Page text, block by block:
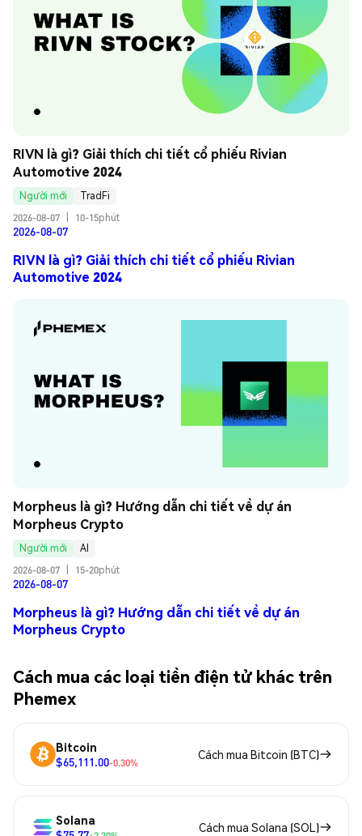
RIVN là gì? Giải thích chi tiết cổ phiếu Rivian
Automotive 2024
Người mới
TradFi
2026-08-07
10-15phút
2026-08-07
RIVN là gì? Giải thích chi tiết cổ phiếu Rivian
Automotive 2024
Morpheus là gì? Hướng dẫn chi tiết về dự án
Morpheus Crypto
Người mới
AI
2026-08-07
15-20phút
2026-08-07
Morpheus là gì? Hướng dẫn chi tiết về dự án
Morpheus Crypto
Cách mua các loại tiền điện tử khác trên
Phemex
Bitcoin
$65,111.00-0.30%
Cách mua Bitcoin (BTC)
Solana
Cách mua Solana (SOL)